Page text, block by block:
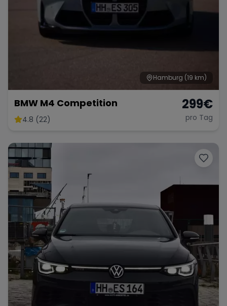
Hamburg (19 km)
BMW M4 Competition
4.8 (22)
299€
pro Tag